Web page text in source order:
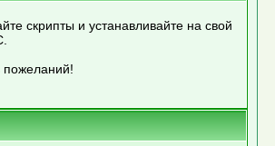
скрипты и устанавливайте на свой
пожеланий!